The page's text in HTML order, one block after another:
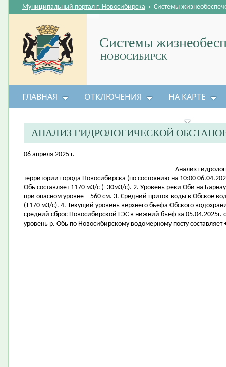
Системы
НОВОСИБИРСК
Муниципальный портал г. Новосибирска › Системы
ГЛАВНАЯ ОТКЛЮЧЕНИЯ НА КАРТЕ
АНАЛИЗ ГИДРОЛОГИЧЕСКОЙ
06 апреля 2025 г.
Анализ
территории города Новосибирска (по состоянию на 10:00
Обь составляет 1170 м3/с (+30м3/с). 2. Уровень реки Оби на
при опасном уровне – 560 см. 3. Средний приток воды в Обское
(+170 м3/с). 4. Текущий уровень верхнего бьефа Обского
средний сброс Новосибирской ГЭС в нижний бьеф за 05.04.2025г.
уровень р. Обь по Новосибирскому водомерному посту составляет